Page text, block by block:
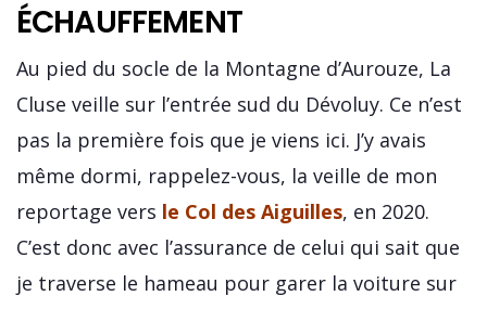
ÉCHAUFFEMENT
Au pied du socle de la Montagne d’Aurouze, La
Cluse veille sur l’entrée sud du Dévoluy. Ce n’est
pas la première fois que je viens ici. J’y avais
même dormi, rappelez-vous, la veille de mon
reportage vers le Col des Aiguilles, en 2020.
C’est donc avec l’assurance de celui qui sait que
je traverse le hameau pour garer la voiture sur